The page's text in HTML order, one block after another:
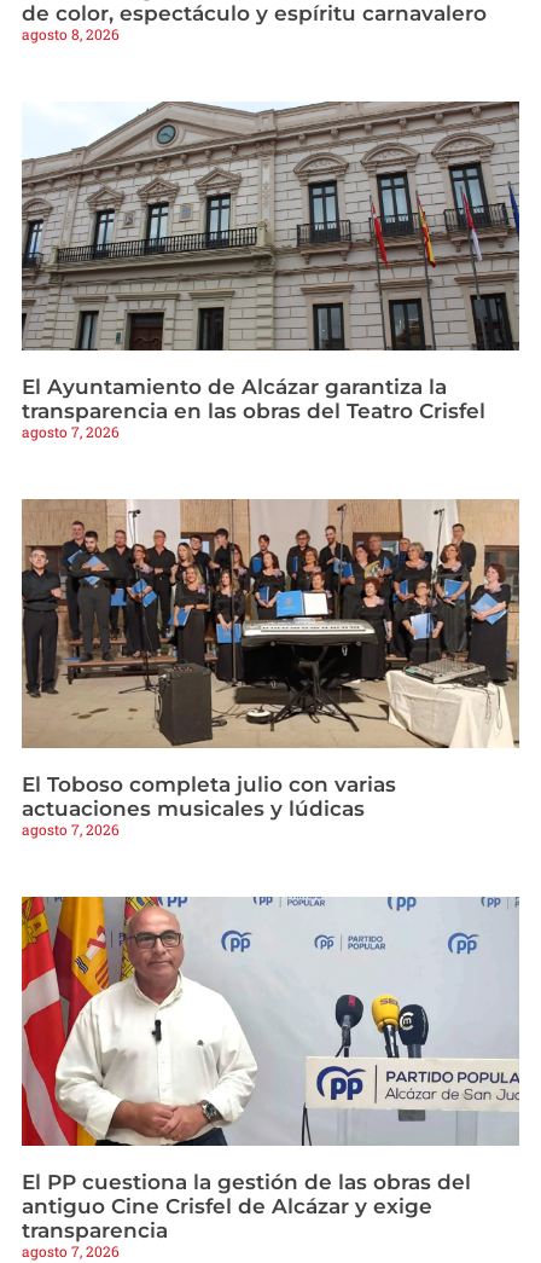
de color, espectáculo y espíritu carnavalero
agosto 8, 2026
El Ayuntamiento de Alcázar garantiza la
transparencia en las obras del Teatro Crisfel
agosto 7, 2026
El Toboso completa julio con varias
actuaciones musicales y lúdicas
agosto 7, 2026
El PP cuestiona la gestión de las obras del
antiguo Cine Crisfel de Alcázar y exige
transparencia
agosto 7, 2026